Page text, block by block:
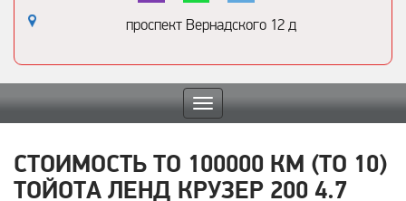
проспект Вернадского 12 д
Toggle
navigation
СТОИМОСТЬ ТО 100000 КМ (ТО 10)
ТОЙОТА ЛЕНД КРУЗЕР 200 4.7